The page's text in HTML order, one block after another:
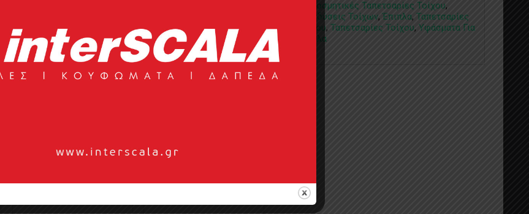
Διακοσμητικές Ταπετσαρίες Τοίχου,
Επενδύσεις Τοίχων,Έπιπλα, Ταπετσαρίες
Τοίχου, Ταπετσαρίες Τοίχου, Υφάσματα Για
Έπιπλα